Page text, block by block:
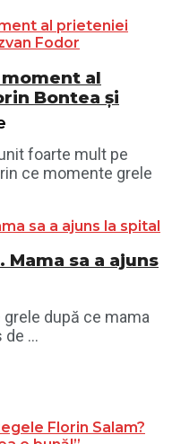
al
Bontea și
foarte mult pe
ce momente grele
Mama sa a ajuns
după ce mama
...